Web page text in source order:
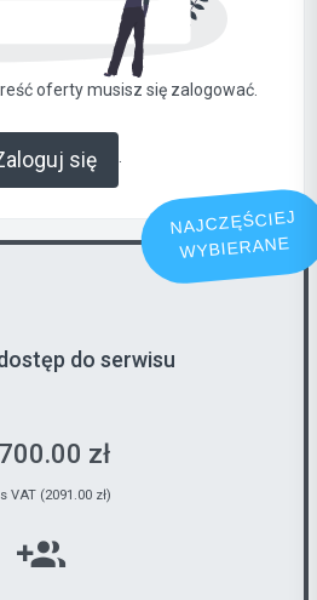
oferty musisz się zalogować.
się .
NAJCZĘŚCIEJ
WYBIERANE
do serwisu
zł
VAT (2091.00 zł)